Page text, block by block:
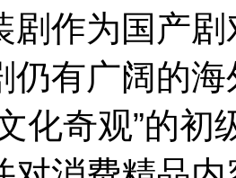
剧作为国产
仍有广阔的
化奇观”的